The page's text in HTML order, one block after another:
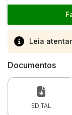
Leia
Documentos
EDITAL